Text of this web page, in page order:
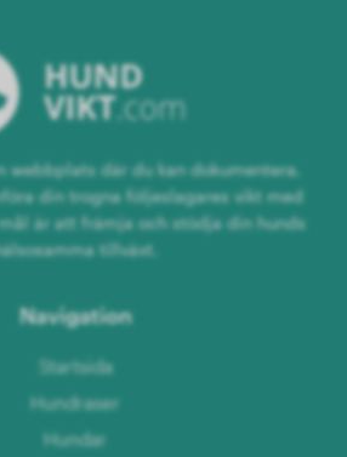
webbplats där du kan dokumentera,
din trogna följeslagares vikt med
är att främja och stödja din hunds
tillväxt.
Navigation
Startsida
Hundraser
Hundar